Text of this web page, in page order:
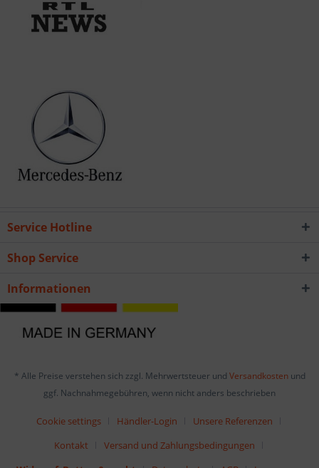
Service Hotline
Shop Service
Informationen
* Alle Preise verstehen sich zzgl. Mehrwertsteuer und Versandkostenund
ggf. Nachnahmegebühren, wenn nicht anders beschrieben
Cookie settings Händler-Login
Unsere Referenzen
Kontakt
Versand und Zahlungsbedingungen